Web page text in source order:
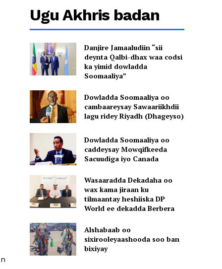
Ugu Akhris badan
Danjire Jamaaludiin “sii
deynta Qalbi-dhax waa codsi
ka yimid dowladda
Soomaaliya”
Dowladda Soomaaliya oo
cambaareysay Sawaariikhdii
lagu ridey Riyadh (Dhageyso)
Dowladda Soomaaliya oo
caddeysay Mowqifkeeda
Sacuudiga iyo Canada
Wasaaradda Dekadaha oo
wax kama jiraan ku
tilmaantay heshiiska DP
World ee dekadda Berbera
Alshabaab oo
sixirooleyaashooda soo ban
bixiyay